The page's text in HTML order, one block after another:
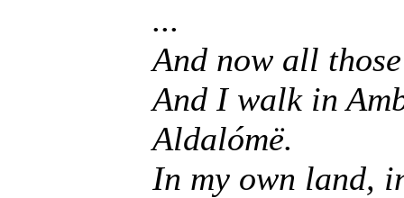
...
And now all
And I walk in
Aldalómë.
In my own land,